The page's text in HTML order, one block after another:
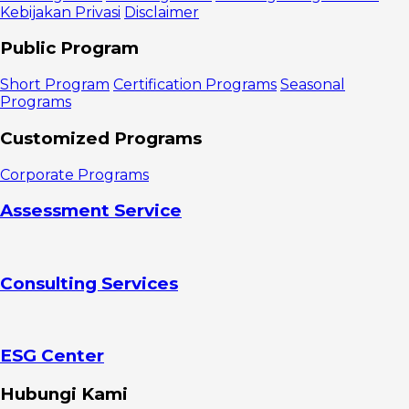
Kebijakan Privasi Disclaimer
Public Program
Short Program Certification Programs Seasonal
Programs
Customized Programs
Corporate Programs
Assessment Service
Consulting Services
ESG Center
Hubungi Kami